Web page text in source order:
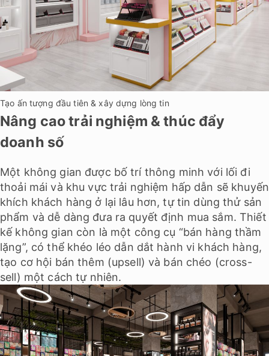
Tạo ấn tượng đầu tiên & xây dựng lòng tin
Nâng cao trải nghiệm & thúc đẩy
doanh số
Một không gian được bố trí thông minh với lối đi
thoải mái và khu vực trải nghiệm hấp dẫn sẽ khuyến
khích khách hàng ở lại lâu hơn, tự tin dùng thử sản
phẩm và dễ dàng đưa ra quyết định mua sắm. Thiết
kế không gian còn là một công cụ “bán hàng thầm
lặng”, có thể khéo léo dẫn dắt hành vi khách hàng,
tạo cơ hội bán thêm (upsell) và bán chéo (cross-
sell) một cách tự nhiên.